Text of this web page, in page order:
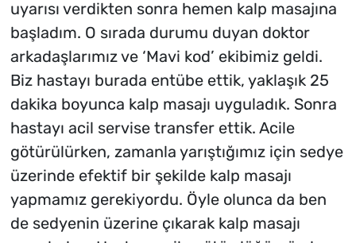
uyarısı verdikten sonra hemen kalp masajına
başladım. O sırada durumu duyan doktor
arkadaşlarımız ve ‘Mavi kod’ ekibimiz geldi.
Biz hastayı burada entübe ettik, yaklaşık 25
dakika boyunca kalp masajı uyguladık. Sonra
hastayı acil servise transfer ettik. Acile
götürülürken, zamanla yarıştığımız için sedye
üzerinde efektif bir şekilde kalp masajı
yapmamız gerekiyordu. Öyle olunca da ben
de sedyenin üzerine çıkarak kalp masajı